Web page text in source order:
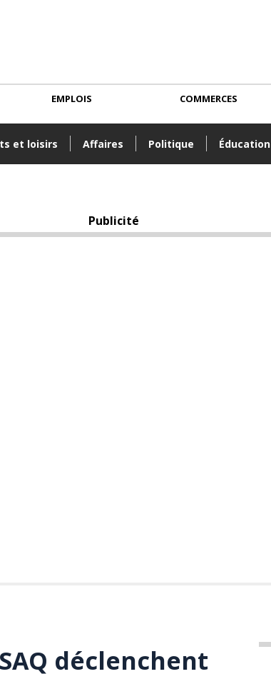
et loisirs Affaires Politique Éducation
EMPLOIS COMMERCES
Publicité
déclenchent